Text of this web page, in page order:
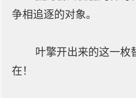
争相追逐的对象。
叶擎开出来的这一枚
在！